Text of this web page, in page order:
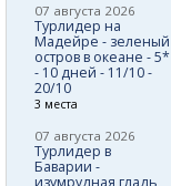
07 августа 2026
Турлидер на
Мадейре - зеленый
остров в океане - 5*
- 10 дней - 11/10 -
20/10
3 места
07 августа 2026
Турлидер в
Баварии -
изумрудная гладь